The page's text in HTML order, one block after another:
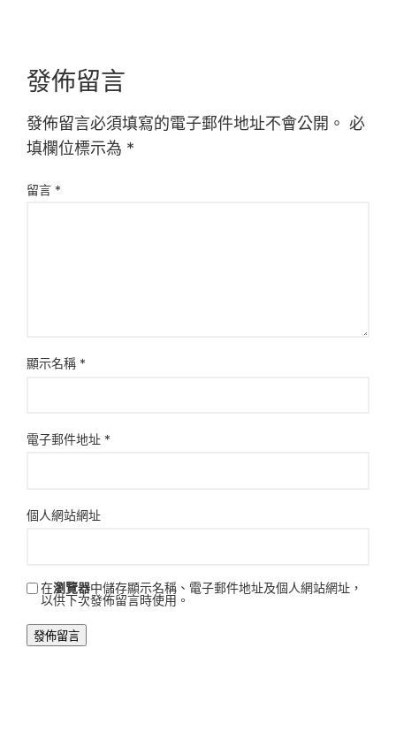
發佈留言
發佈留言必須填寫的電子郵件地址不會公開。 必
填欄位標示為 *
留言 *
顯示名稱 *
電子郵件地址 *
個人網站網址
在瀏覽器中儲存顯示名稱、電子郵件地址及個人網站網址，
以供下次發佈留言時使用。